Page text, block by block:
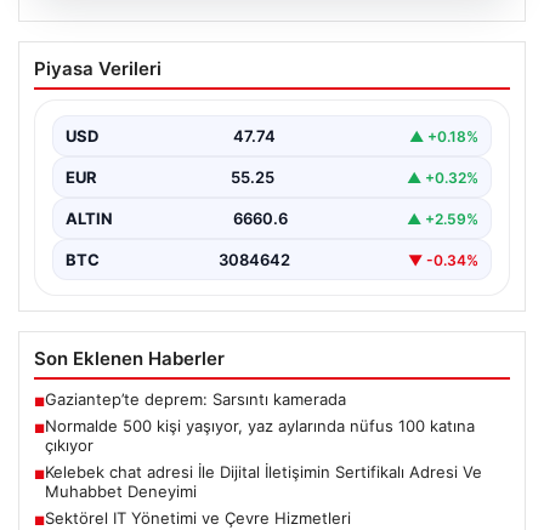
08.08.2026
Normalde 500 kişi yaşıyor, yaz
aylarında nüfus 100 katına çıkıyor
Piyasa Verileri
USD 47.74 ▲ +0.18%
EUR 55.25 ▲ +0.32%
ALTIN 6660.6 ▲ +2.59%
BTC 3084642 ▼ -0.34%
Son Eklenen Haberler
■Gaziantep’te deprem: Sarsıntı kamerada
■Normalde 500 kişi yaşıyor, yaz aylarında nüfus 100 katına
çıkıyor
■Kelebek chat adresi İle Dijital İletişimin Sertifikalı Adresi Ve
Muhabbet Deneyimi
■Sektörel IT Yönetimi ve Çevre Hizmetleri